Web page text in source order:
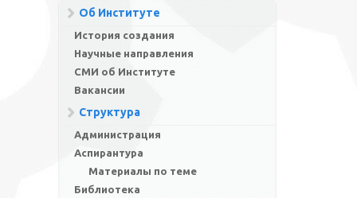
Об Институте
История создания
Научные направления
СМИ об Институте
Вакансии
Структура
Администрация
Аспирантура
Материалы по теме
Библиотека